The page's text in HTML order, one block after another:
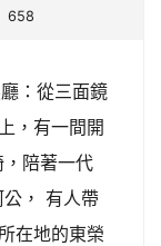
658
：從三面鏡
，有一間開
陪著一代
， 有人帶
在地的東榮